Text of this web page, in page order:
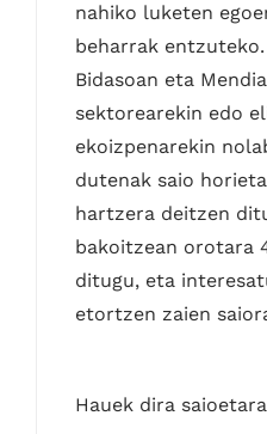
nahiko luketen
beharrak
Bidasoan eta
sektorearekin edo
ekoizpenarekin
dutenak saio
hartzera deitzen
bakoitzean orotara
ditugu, eta
etortzen zaien
Hauek dira